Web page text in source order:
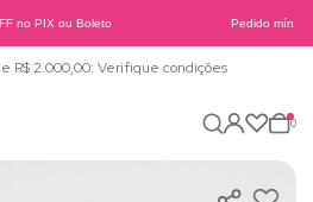
no PIX ou Boleto Pedido mínimo
R$ 2.000,00: Verifique condições
0